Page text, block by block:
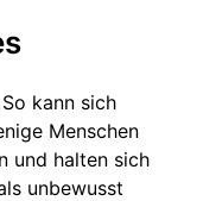
kann sich
Menschen
und halten sich
unbewusst